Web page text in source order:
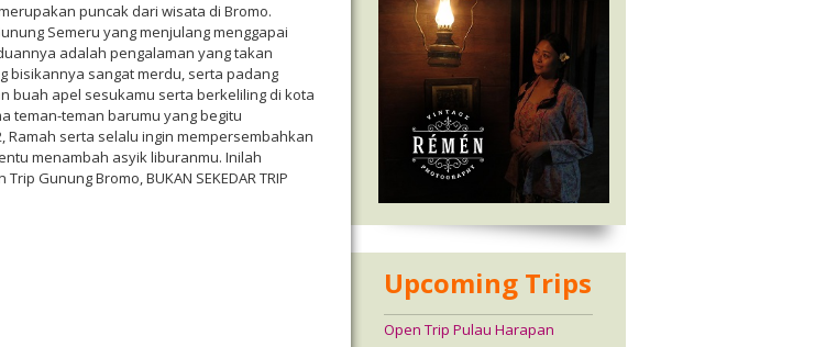
puncak dari wisata di Bromo.
Semeru yang menjulang menggapai
adalah pengalaman yang takan
bisikannya sangat merdu, serta padang
buah apel sesukamu serta berkeliling di kota
teman-teman barumu yang begitu
serta selalu ingin mempersembahkan
menambah asyik liburanmu. Inilah
Gunung Bromo, BUKAN SEKEDAR TRIP
Upcoming Trips
Open Trip Pulau Harapan